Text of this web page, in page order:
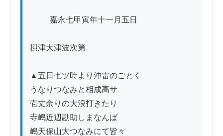
摂津大津波次第
▲五日七ツ時より沖雷のごとく
うなりつなみと相成高サ
壱丈余りの大浪打きたり
寺嶋近辺勘助しまなんば
嶋天保山大つなみにて皆々